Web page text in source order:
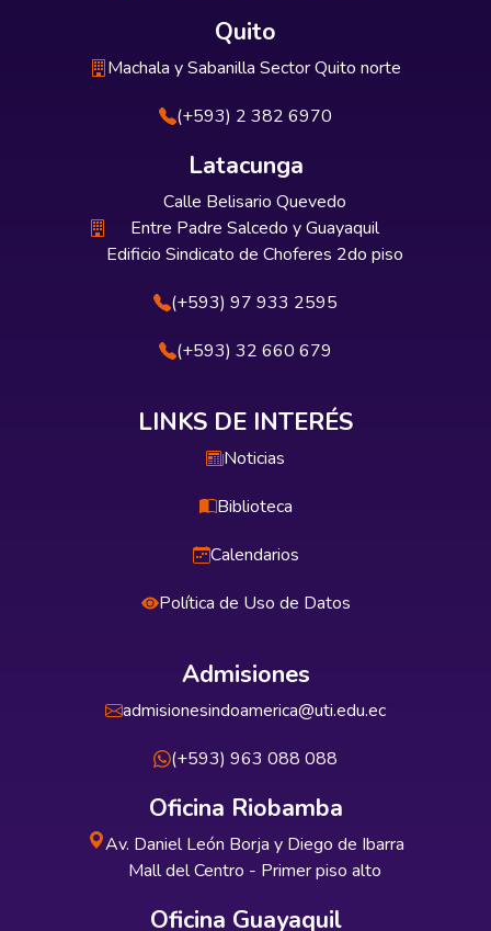
Quito
Machala y Sabanilla Sector Quito norte
(+593) 2 382 6970
Latacunga
Calle Belisario Quevedo
Entre Padre Salcedo y Guayaquil
Edificio Sindicato de Choferes 2do piso
(+593) 97 933 2595
(+593) 32 660 679
LINKS DE INTERÉS
Noticias
Biblioteca
Calendarios
Política de Uso de Datos
Admisiones
admisionesindoamerica@uti.edu.ec
(+593) 963 088 088
Oficina Riobamba
Av. Daniel León Borja y Diego de Ibarra
Mall del Centro - Primer piso alto
Oficina Guayaquil